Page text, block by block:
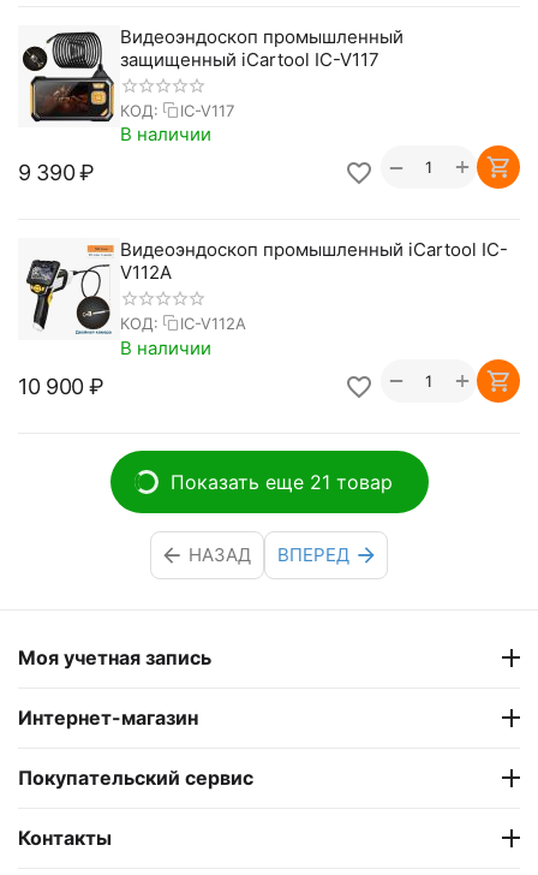
Видеоэндоскоп промышленный
защищенный iCartool IC-V117
КОД: IC-V117
В наличии
9 390₽ +
−
Видеоэндоскоп промышленный iCartool IC-
V112A
КОД: IC-V112A
В наличии
10 900₽ +
−
Показать еще 21 товар
НАЗАД ВПЕРЕД
Моя учетная запись
Интернет-магазин
Покупательский сервис
Контакты